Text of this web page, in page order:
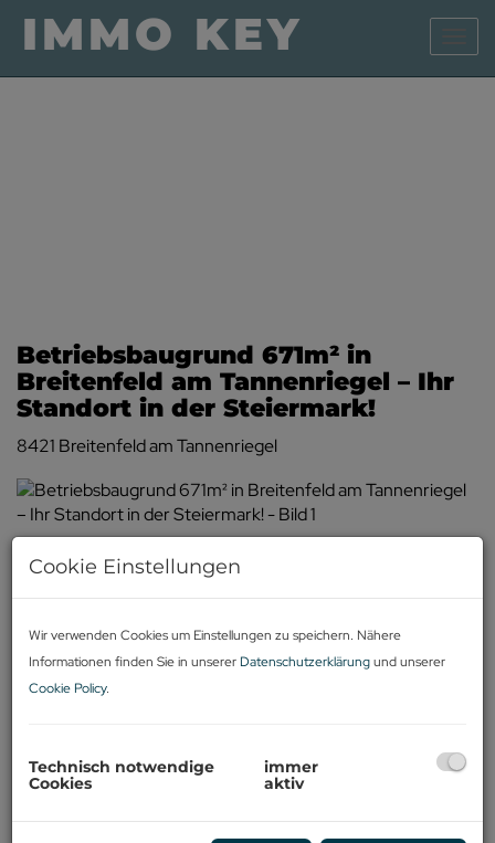
Betriebsbaugrund 671m² in
Breitenfeld am Tannenriegel – Ihr
Standort in der Steiermark!
8421 Breitenfeld am Tannenriegel
Cookie Einstellungen
Wir verwenden Cookies um Einstellungen zu speichern. Nähere
Informationen finden Sie in unserer Datenschutzerklärungund unserer
Cookie Policy.
Technisch notwendige
Cookies
immer
aktiv